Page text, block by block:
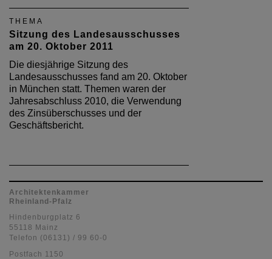
THEMA
Sitzung des Landesausschusses
am 20. Oktober 2011
Die diesjährige Sitzung des
Landesausschusses fand am 20. Oktober
in München statt. Themen waren der
Jahresabschluss 2010, die Verwendung
des Zinsüberschusses und der
Geschäftsbericht.
Architektenkammer
Rheinland-Pfalz
Hindenburgplatz 6
55118 Mainz
Telefon (06131) / 99 60-0
Postfach 1150